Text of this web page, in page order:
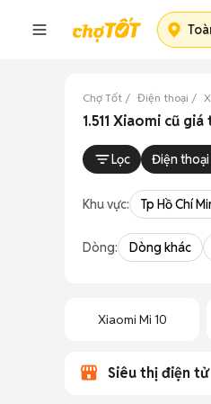
Chợ Tốt Điện thoại
1.511 Xiaomi cũ
Lọc Điện thoại
Khu vực: Tp Hồ Chí
Dòng: Dòng khác
Xiaomi Mi 10
Siêu thị điện tử